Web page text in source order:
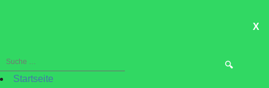
X
Suche
nach:Startseite